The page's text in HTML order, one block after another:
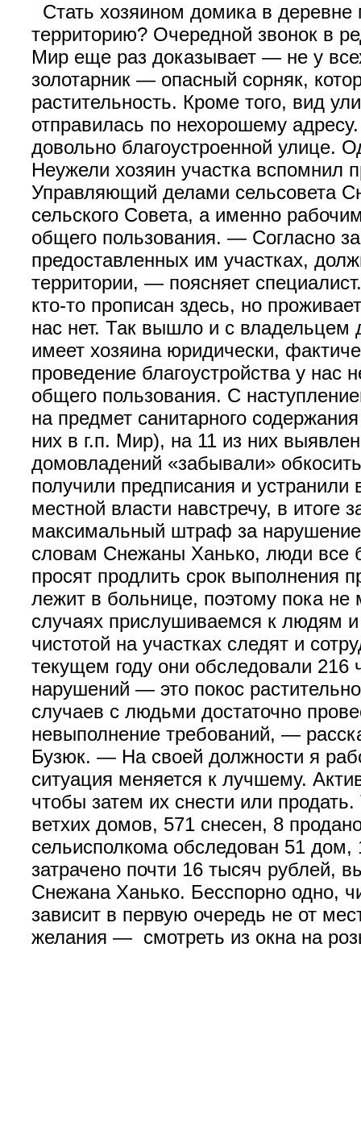
Стать хозяином домика в
территорию? Очередной звонок в
Мир еще раз доказывает — не у
золотарник — опасный сорняк,
растительность. Кроме того, вид
отправилась по нехорошему
довольно благоустроенной улице.
Неужели хозяин участка вспомнил
Управляющий делами сельсовета
сельского Совета, а именно
общего пользования. — Согласно
предоставленных им участках,
территории, — поясняет
кто-то прописан здесь, но
нас нет. Так вышло и с владельцем
имеет хозяина юридически,
проведение благоустройства у
общего пользования. С
на предмет санитарного
них в г.п. Мир), на 11 из них
домовладений «забывали»
получили предписания и
местной власти навстречу, в
максимальный штраф за нарушение
словам Снежаны Ханько, люди все
просят продлить срок
лежит в больнице, поэтому пока
случаях прислушиваемся к людям
чистотой на участках следят и
текущем году они обследовали 216
нарушений — это покос
случаев с людьми достаточно
невыполнение требований, —
Бузюк. — На своей должности я
ситуация меняется к лучшему.
чтобы затем их снести или
ветхих домов, 571 снесен, 8
сельисполкома обследован 51
затрачено почти 16 тысяч рублей,
Снежана Ханько. Бесспорно одно,
зависит в первую очередь не от
желания — смотреть из окна на